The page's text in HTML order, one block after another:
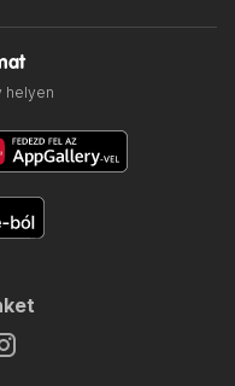
helyen